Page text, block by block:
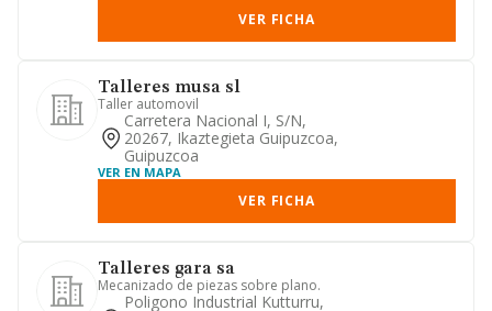
VER FICHA
Talleres musa sl
Taller automovil
Carretera Nacional I, S/n,
20267, Ikaztegieta Guipuzcoa,
Guipuzcoa
VER EN MAPA
VER FICHA
Talleres gara sa
Mecanizado de piezas sobre plano.
Poligono Industrial Kutturru,